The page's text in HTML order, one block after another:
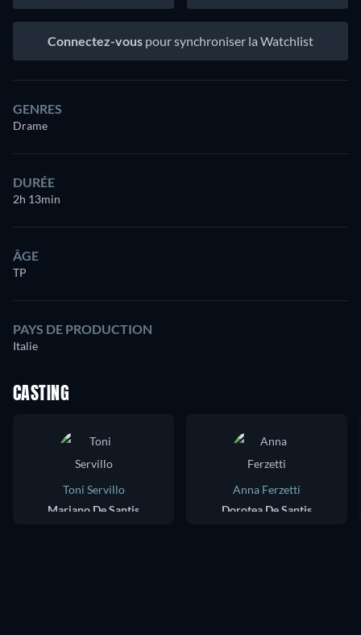
Connectez-vous pour synchroniser la Watchlist
GENRES
Drame
DURÉE
2h 13min
ÂGE
TP
PAYS DE PRODUCTION
Italie
CASTING
Toni Servillo
Mariano De Santis
Anna Ferzetti
Dorotea De Santis